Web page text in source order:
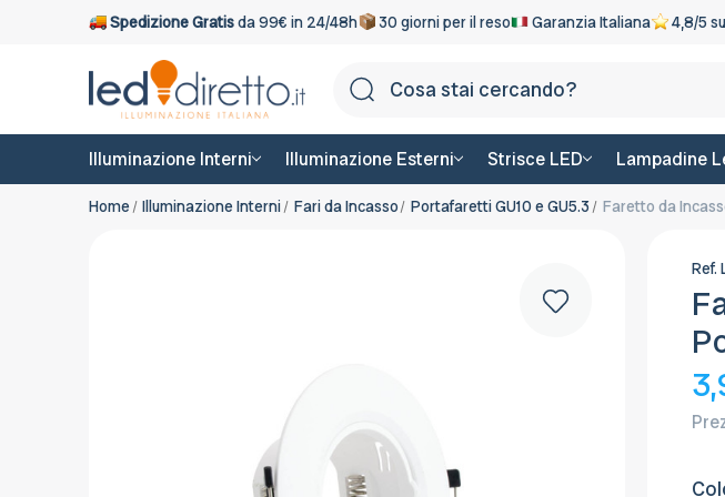
Spedizione Gratisda 99€ in 24/48h 30 giorni per il reso Garanzia Italiana 4,8/5
Illuminazione Interni Illuminazione Esterni Strisce LED Lampadine
Home Illuminazione Interni Fari da Incasso Portafaretti GU10 e GU5.3 Faretto da
Ref.